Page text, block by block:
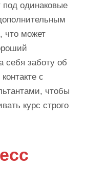
одинаковые
что может
себя заботу об
с
чтобы
курс строго